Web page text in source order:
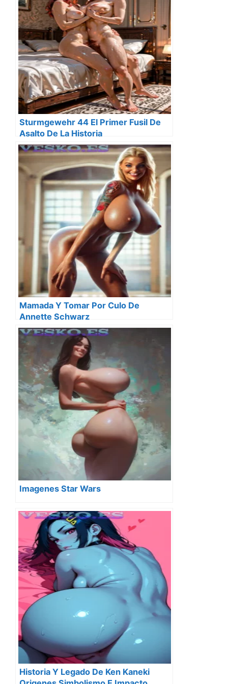
Sturmgewehr 44 El Primer Fusil De
Asalto De La Historia
Mamada Y Tomar Por Culo De
Annette Schwarz
Imagenes Star Wars
Historia Y Legado De Ken Kaneki